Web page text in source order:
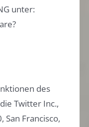
unter:
des
Twitter Inc.,
San Francisco,